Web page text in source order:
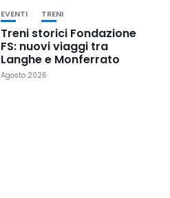
EVENTI TRENI
Treni storici Fondazione
FS: nuovi viaggi tra
Langhe e Monferrato
Agosto 2026